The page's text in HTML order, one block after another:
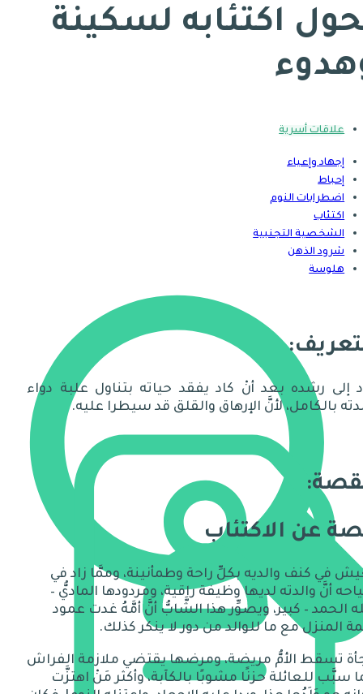
اكتئابه لسكينة
علاقات أسرية
إجهاد وإعياء
إحباط
اضطرابات النوم
اكتئاب
الشخصية التجنبية
شرود الذهن
هلوسة
إلى رشده بعد أنْ كاد يفقد حياته بتناول علبة دواء
بالكامل، لأنَّ الإرهاق والقلق قد سيطرا عليه.
عن الاكتئاب
في كنف والديه بكلِّ راحة وطمأنينة، وممَّا زاد في
أنَّ والدته لديها وظيفة راقية، ومردودها الماديُّ –
الحمد– كبير، ويصوِّر هذا الشَّابُّ أنَّ أمَّهُ غدت عمود
المنزل مع ما للوالد من دور لا ينكر كذلك.
تسقط الأمُّ مريضة، ومرضها يقتضي ملازمة الفراش
سبَّب للعائلة حزنًا مشوبًا بالكآبة، وأكثر مَنْ اهتزَّت